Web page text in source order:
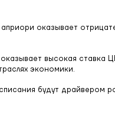
оказывает
высокая ставка
экономики.
будут драйвером